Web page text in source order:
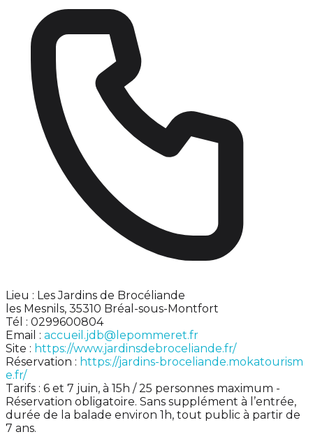
Lieu : Les Jardins de Brocéliande
les Mesnils, 35310 Bréal-sous-Montfort
Tél : 0299600804
Email : accueil.jdb@lepommeret.fr
Site : https://www.jardinsdebroceliande.fr/
Réservation : https://jardins-broceliande.mokatourism
e.fr/
Tarifs : 6 et 7 juin, à 15h / 25 personnes maximum -
Réservation obligatoire. Sans supplément à l’entrée,
durée de la balade environ 1h, tout public à partir de
7 ans.